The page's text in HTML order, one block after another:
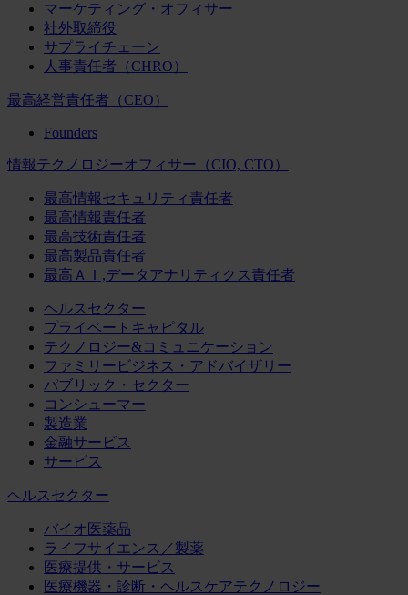
マーケティング・オフィサー
社外取締役
サプライチェーン
人事責任者（CHRO）
最高経営責任者（CEO）
Founders
情報テクノロジーオフィサー（CIO, CTO）
最高情報セキュリティ責任者
最高情報責任者
最高技術責任者
最高製品責任者
最高ＡＩ,データアナリティクス責任者
ヘルスセクター
プライベートキャピタル
テクノロジー&コミュニケーション
ファミリービジネス・アドバイザリー
パブリック・セクター
コンシューマー
製造業
金融サービス
サービス
ヘルスセクター
バイオ医薬品
ライフサイエンス／製薬
医療提供・サービス
医療機器・診断・ヘルスケアテクノロジー